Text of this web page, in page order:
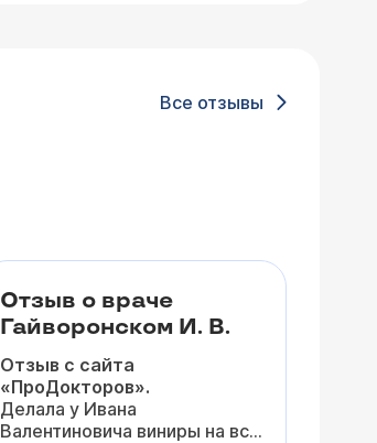
Все отзывы
Отзыв о враче
Гайворонском И. В.
Отзыв с сайта
«ПроДокторов».
Делала у Ивана
Валентиновича виниры на всю